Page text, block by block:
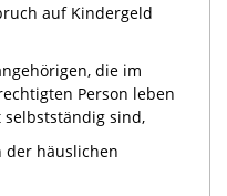
auf Kindergeld
die im
Person leben
sind,
der häuslichen